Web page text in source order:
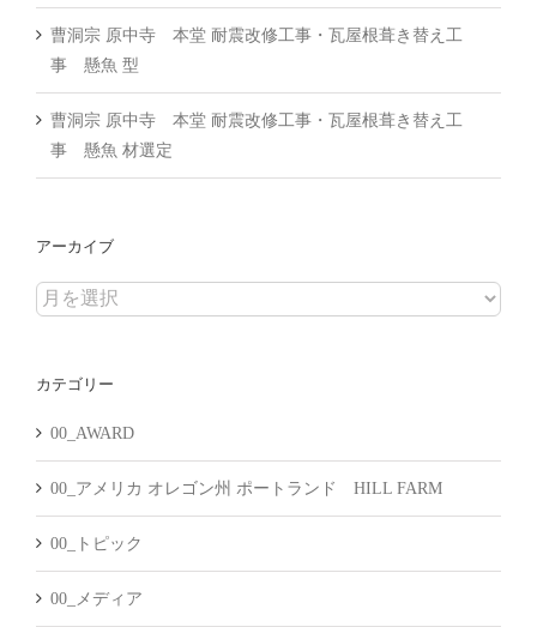
曹洞宗 原中寺 本堂 耐震改修工事・瓦屋根葺き替え工
事 懸魚 型
曹洞宗 原中寺 本堂 耐震改修工事・瓦屋根葺き替え工
事 懸魚 材選定
アーカイブ
ア
イ
カテゴリー
00_AWARD
00_アメリカ オレゴン州 ポートランド HILL FARM
00_トピック
00_メディア